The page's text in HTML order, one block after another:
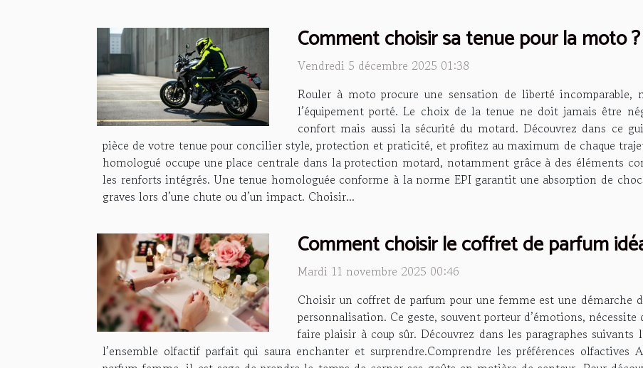
Comment choisir sa tenue pour la moto
Vendredi 5 décembre 2025 01:38
Rouler à moto procure une sensation de liberté
l’équipement porté. Le choix de la tenue ne doit jamais être
confort mais aussi la sécurité du motard. Découvrez dans ce
pièce de votre tenue pour concilier style, protection et praticité, et profitez au maximum de chaque
homologué occupe une place centrale dans la protection motard, notamment grâce à des éléments
les renforts intégrés. Une tenue homologuée conforme à la norme EPI garantit une absorption de
graves lors d’une chute ou d’un impact. Choisir...
Comment choisir le coffret de parfum
Mardi 11 novembre 2025 00:46
Choisir un coffret de parfum pour une femme est une
personnalisation. Ce geste, souvent porteur d’émotions,
faire plaisir à coup sûr. Découvrez dans les paragraphes
l’ensemble olfactif parfait qui saura enchanter et surprendre.Comprendre les préférences